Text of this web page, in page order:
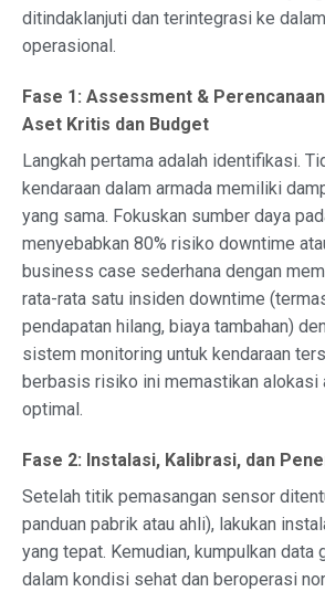
ditindaklanjuti dan terintegrasi ke
operasional.
Fase 1: Assessment &
Aset Kritis dan Budget
Langkah pertama adalah identifikasi.
kendaraan dalam armada memiliki
yang sama. Fokuskan sumber daya
menyebabkan 80% risiko downtime
business case sederhana dengan
rata-rata satu insiden downtime
pendapatan hilang, biaya tambahan)
sistem monitoring untuk kendaraan
berbasis risiko ini memastikan alokasi
optimal.
Fase 2: Instalasi, Kalibrasi, dan
Setelah titik pemasangan sensor
panduan pabrik atau ahli), lakukan
yang tepat. Kemudian, kumpulkan data
dalam kondisi sehat dan beroperasi